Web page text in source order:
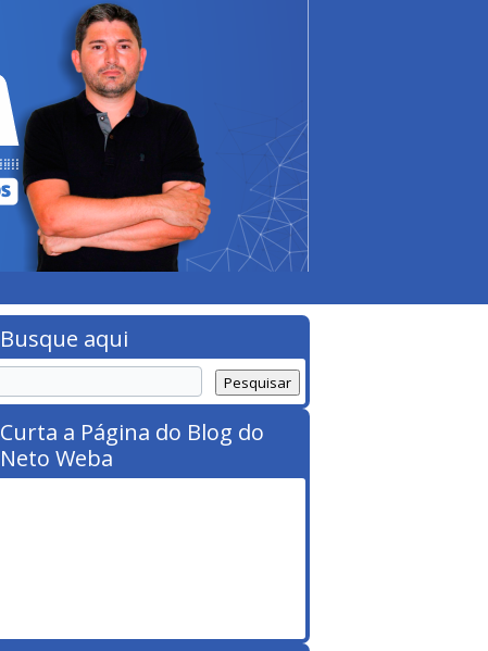
Busque aqui
Curta a Página do Blog do
Neto Weba